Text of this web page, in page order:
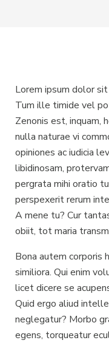
Lorem ipsum dolor
Tum ille timide vel
Zenonis est, inquam,
nulla naturae vi
opiniones ac iudicia
libidinosam,
pergrata mihi oratio
perspexerit rerum
A mene tu? Cur
obiit, tot maria
Bona autem corporis
similiora. Qui enim
licet dicere se
Quid ergo aliud
neglegatur? Morbo
egens, torqueatur